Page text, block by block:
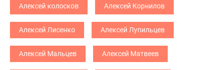
Алексей колосков Алексей Корнилов
Алексей Лисенко Алексей Лупильцев
Алексей Мальцев Алексей Матвеев